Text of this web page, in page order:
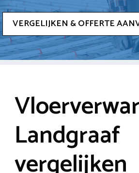
VERGELIJKEN & OFFERTE
Landgraaf
vergelijken